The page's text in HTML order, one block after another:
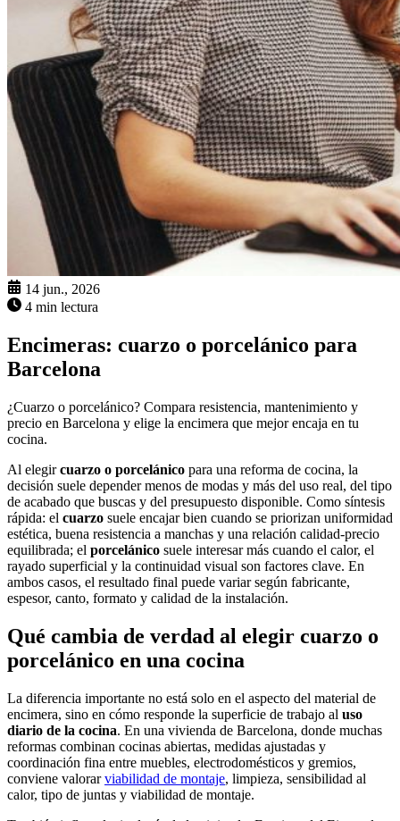
14 jun., 2026
4 min lectura
Encimeras: cuarzo o porcelánico para
Barcelona
¿Cuarzo o porcelánico? Compara resistencia, mantenimiento y
precio en Barcelona y elige la encimera que mejor encaja en tu
cocina.
Al elegircuarzo o porcelánico para una reforma de cocina, la
decisión suele depender menos de modas y más del uso real, del tipo
de acabado que buscas y del presupuesto disponible. Como síntesis
rápida: el cuarzo suele encajar bien cuando se priorizan uniformidad
estética, buena resistencia a manchas y una relación calidad-precio
equilibrada; el porcelánico suele interesar más cuando el calor, el
rayado superficial y la continuidad visual son factores clave. En
ambos casos, el resultado final puede variar según fabricante,
espesor, canto, formato y calidad de la instalación.
Qué cambia de verdad al elegir cuarzo o
porcelánico en una cocina
La diferencia importante no está solo en el aspecto del material de
encimera, sino en cómo responde la superficie de trabajo al uso
diario de la cocina. En una vivienda de Barcelona, donde muchas
reformas combinan cocinas abiertas, medidas ajustadas y
coordinación fina entre muebles, electrodomésticos y gremios,
conviene valorarviabilidad de montaje, limpieza, sensibilidad al
calor, tipo de juntas y viabilidad de montaje.